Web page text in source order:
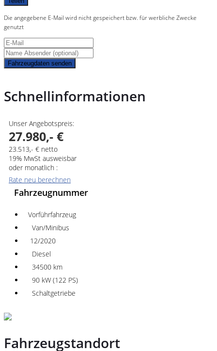
Die angegebene E-Mail wird nicht gespeichert bzw. für werbliche Zwecke
genutzt
Fahrzeugdaten senden
Schnellinformationen
Unser Angebotspreis:
27.980,- €
23.513,- € netto
19% MwSt ausweisbar
oder monatlich :
Rate neu berechnen
Fahrzeugnummer
Vorführfahrzeug
Van/Minibus
12/2020
Diesel
34500 km
90 kW (122 PS)
Schaltgetriebe
Fahrzeugstandort